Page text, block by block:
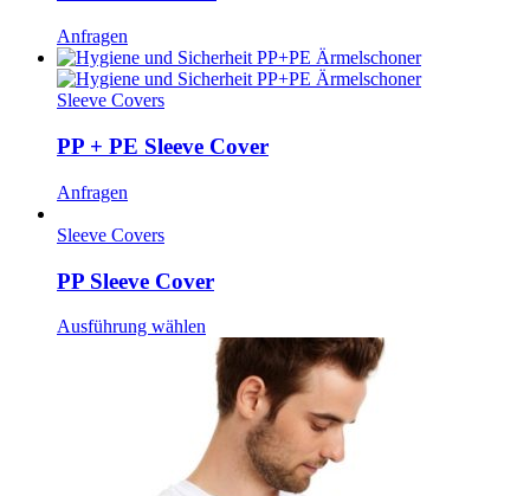
Anfragen
Sleeve Covers
PP + PE Sleeve Cover
Anfragen
Sleeve Covers
PP Sleeve Cover
Ausführung wählen